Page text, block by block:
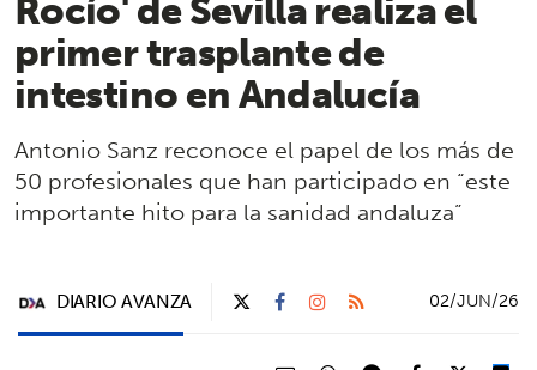
primer trasplante de
intestino en Andalucía
Antonio Sanz reconoce el papel de los más de
50 profesionales que han participado en “este
importante hito para la sanidad andaluza”
DIARIO AVANZA 02/JUN/26